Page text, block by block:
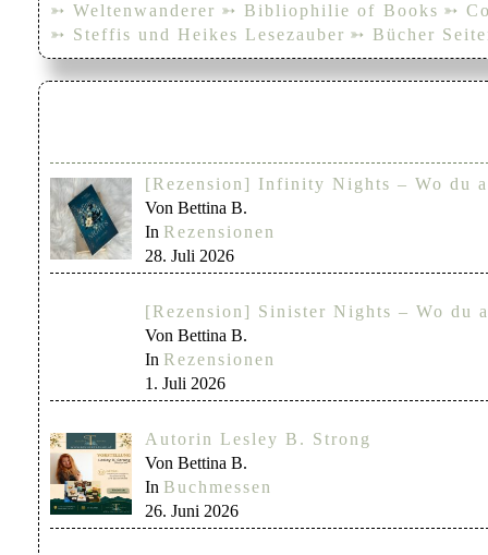
➳ Weltenwanderer ➳ Bibliophilie of Books ➳
➳ Steffis und Heikes Lesezauber ➳ Bücher
[Rezension] Infinity Nights – Wo du
Von Bettina B.
In Rezensionen
28. Juli 2026
[Rezension] Sinister Nights – Wo du
Von Bettina B.
In Rezensionen
1. Juli 2026
Autorin Lesley B. Strong
Von Bettina B.
In Buchmessen
26. Juni 2026